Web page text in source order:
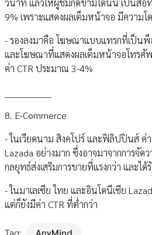
9% เพราะแสดงผลเต็มหน้าจอ มีความโ
- รองลงมาคือ โฆษณาแบบแทรกที่เป็น
และโฆษณาที่แสดงผลเต็มหน้าจอโทรศั
ค่า CTR ประมาณ 3-4%
8. E-Commerce
- ในเวียดนาม สิงคโปร์ และฟิลิปปินส์ ค่า
Lazada อย่างมาก ซึ่งอาจมาจากการจั
กลยุทธ์ส่งเสริมการขายที่แรงกว่า และได้
- ในมาเลเซีย ไทย และอินโดนีเซีย
แต่ก็ยังมีค่า CTR ที่ต่ำกว่า
Tag:
AnyMind